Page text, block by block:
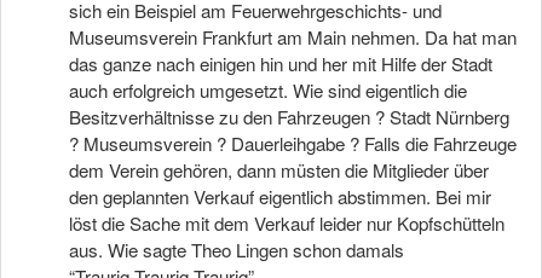
sich ein Beispiel am Feuerwehrgeschichts- und
Museumsverein Frankfurt am Main nehmen. Da hat man
das ganze nach einigen hin und her mit Hilfe der Stadt
auch erfolgreich umgesetzt. Wie sind eigentlich die
Besitzverhältnisse zu den Fahrzeugen ? Stadt Nürnberg
? Museumsverein ? Dauerleihgabe ? Falls die Fahrzeuge
dem Verein gehören, dann müsten die Mitglieder über
den geplannten Verkauf eigentlich abstimmen. Bei mir
löst die Sache mit dem Verkauf leider nur Kopfschütteln
aus. Wie sagte Theo Lingen schon damals